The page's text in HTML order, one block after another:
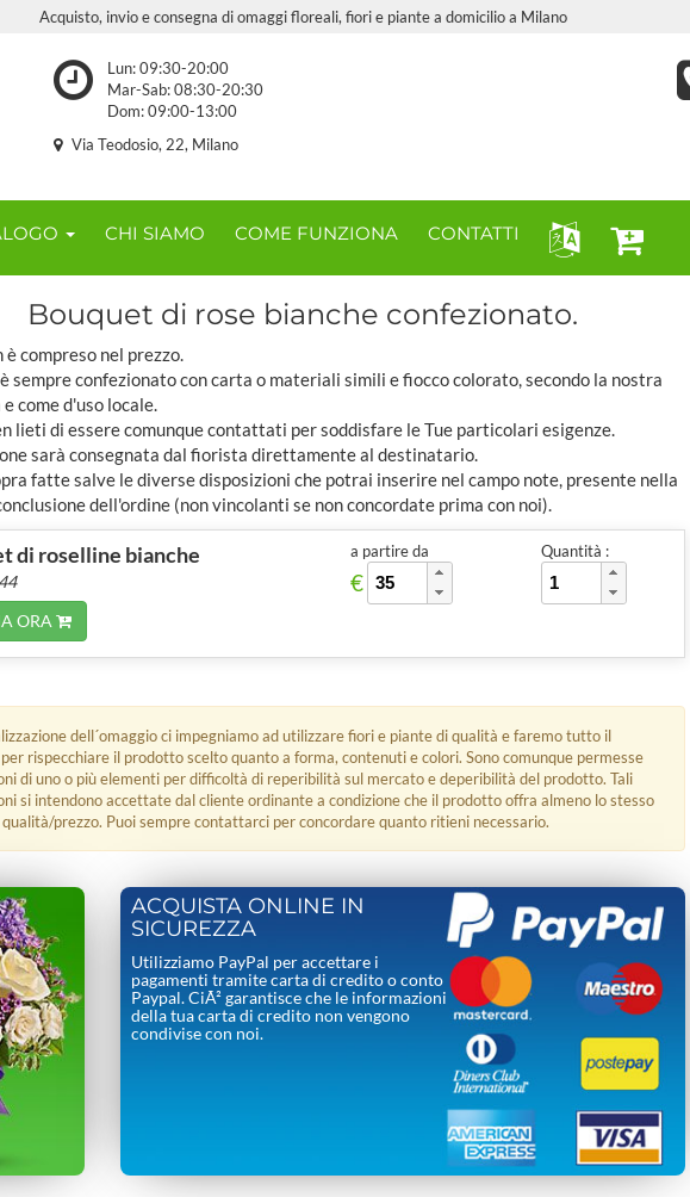
Acquisto, invio e consegna di omaggi floreali, fiori e piante a domicilio a Milano
Lun: 09:30-20:00
Mar-Sab: 08:30-20:30
Dom: 09:00-13:00
Via Teodosio, 22, Milano
CHI SIAMO COME FUNZIONA CONTATTI
Bouquet di rose bianche confezionato.
è compreso nel prezzo.
è sempre confezionato con carta o materiali simili e fiocco colorato, secondo la nostra
come d'uso locale.
lieti di essere comunque contattati per soddisfare le Tue particolari esigenze.
sarà consegnata dal fiorista direttamente al destinatario.
fatte salve le diverse disposizioni che potrai inserire nel campo note, presente nella
dell'ordine (non vincolanti se non concordate prima con noi).
di roselline bianche
ORA
a partire da
€
Quantità :
dell´omaggio ci impegniamo ad utilizzare fiori e piante di qualità e faremo tutto il
rispecchiare il prodotto scelto quanto a forma, contenuti e colori. Sono comunque permesse
di uno o più elementi per difficoltà di reperibilità sul mercato e deperibilità del prodotto. Tali
si intendono accettate dal cliente ordinante a condizione che il prodotto offra almeno lo stesso
prezzo. Puoi sempre contattarci per concordare quanto ritieni necessario.
ACQUISTA ONLINE IN
SICUREZZA
Utilizziamo PayPal per accettare i
pagamenti tramite carta di credito o conto
Paypal. CiÃ² garantisce che le informazioni
della tua carta di credito non vengono
condivise con noi.